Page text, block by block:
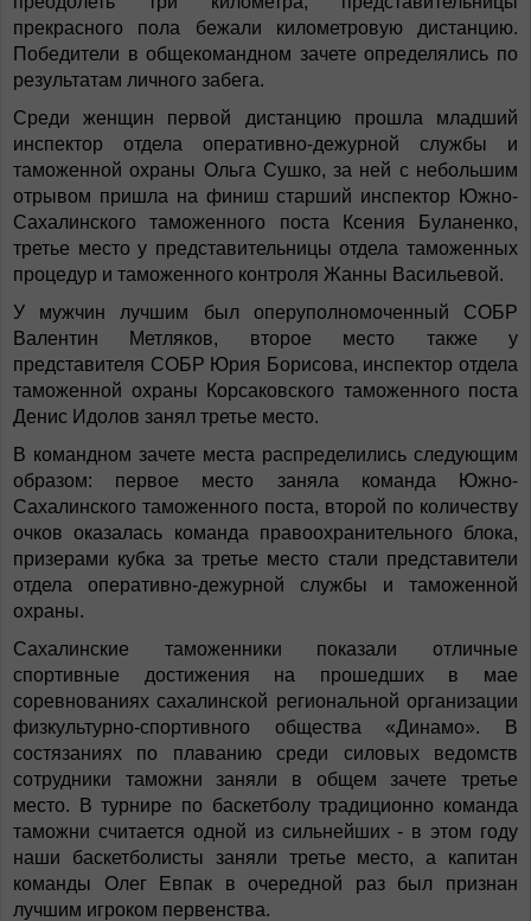
прекрасного пола бежали километровую дистанцию.
Победители в общекомандном зачете определялись по
результатам личного забега.
Среди женщин первой дистанцию прошла младший
инспектор отдела оперативно-дежурной службы и
таможенной охраны Ольга Сушко, за ней с небольшим
отрывом пришла на финиш старший инспектор Южно-
Сахалинского таможенного поста Ксения Буланенко,
третье место у представительницы отдела таможенных
процедур и таможенного контроля Жанны Васильевой.
У мужчин лучшим был оперуполномоченный СОБР
Валентин Метляков, второе место также у
представителя СОБР Юрия Борисова, инспектор отдела
таможенной охраны Корсаковского таможенного поста
Денис Идолов занял третье место.
В командном зачете места распределились следующим
образом: первое место заняла команда Южно-
Сахалинского таможенного поста, второй по количеству
очков оказалась команда правоохранительного блока,
призерами кубка за третье место стали представители
отдела оперативно-дежурной службы и таможенной
охраны.
Сахалинские таможенники показали отличные
спортивные достижения на прошедших в мае
соревнованиях сахалинской региональной организации
физкультурно-спортивного общества «Динамо». В
состязаниях по плаванию среди силовых ведомств
сотрудники таможни заняли в общем зачете третье
место. В турнире по баскетболу традиционно команда
таможни считается одной из сильнейших - в этом году
наши баскетболисты заняли третье место, а капитан
команды Олег Евпак в очередной раз был признан
лучшим игроком первенства.